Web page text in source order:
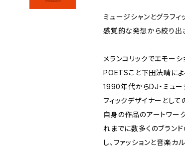
ミュージシャンとグラフ
感覚的な発想から絞り出
メランコリックでエモー
POETSこと下田法晴によ
1990年代からDJ・ミュー
フィックデザイナーとして
自身の作品のアートワー
れまでに数多くのブラン
し、ファッションと音楽カ